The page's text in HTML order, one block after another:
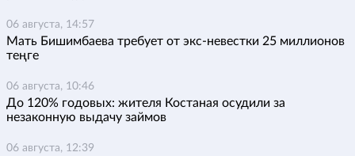
06 августа, 14:57
Мать Бишимбаева требует от экс-невестки 25 миллионов
теңге
06 августа, 10:46
До 120% годовых: жителя Костаная осудили за
незаконную выдачу займов
06 августа, 12:39